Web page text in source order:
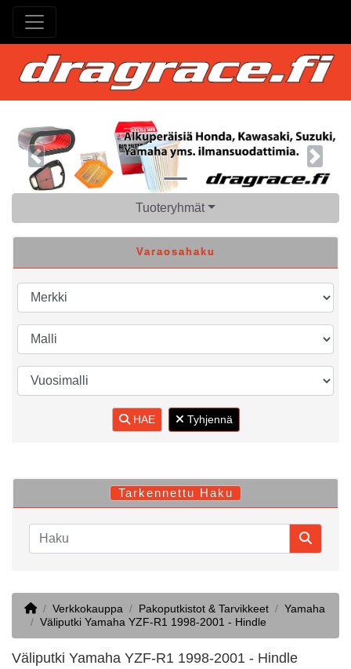
Previous Next
Tuoteryhmät
Varaosahaku
HAE Tyhjennä
Tarkennettu Haku
HomeVerkkokauppa Pakoputkistot & Tarvikkeet
Yamaha
Väliputki Yamaha YZF-R1 1998-2001 - Hindle
Väliputki Yamaha YZF-R1 1998-2001 - Hindle